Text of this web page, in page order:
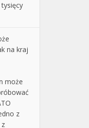
na kraj
może
z